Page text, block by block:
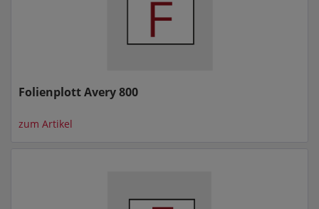
Folienplott Avery 800
zum Artikel